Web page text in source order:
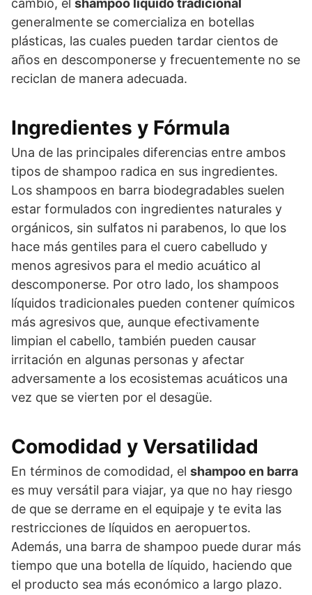
cambio, el shampoo líquido tradicional
generalmente se comercializa en botellas
plásticas, las cuales pueden tardar cientos de
años en descomponerse y frecuentemente no se
reciclan de manera adecuada.
Ingredientes y Fórmula
Una de las principales diferencias entre ambos
tipos de shampoo radica en sus ingredientes.
Los shampoos en barra biodegradables suelen
estar formulados con ingredientes naturales y
orgánicos, sin sulfatos ni parabenos, lo que los
hace más gentiles para el cuero cabelludo y
menos agresivos para el medio acuático al
descomponerse. Por otro lado, los shampoos
líquidos tradicionales pueden contener químicos
más agresivos que, aunque efectivamente
limpian el cabello, también pueden causar
irritación en algunas personas y afectar
adversamente a los ecosistemas acuáticos una
vez que se vierten por el desagüe.
Comodidad y Versatilidad
En términos de comodidad, el shampoo en barra
es muy versátil para viajar, ya que no hay riesgo
de que se derrame en el equipaje y te evita las
restricciones de líquidos en aeropuertos.
Además, una barra de shampoo puede durar más
tiempo que una botella de líquido, haciendo que
el producto sea más económico a largo plazo.